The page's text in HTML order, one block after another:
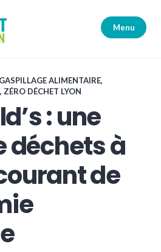
Menu
GASPILLAGE ALIMENTAIRE,
, ZÉRO DÉCHET LYON
: une
déchets à
de